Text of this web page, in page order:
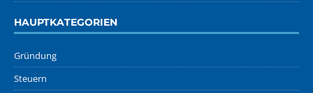
HAUPTKATEGORIEN
Gründung
Steuern